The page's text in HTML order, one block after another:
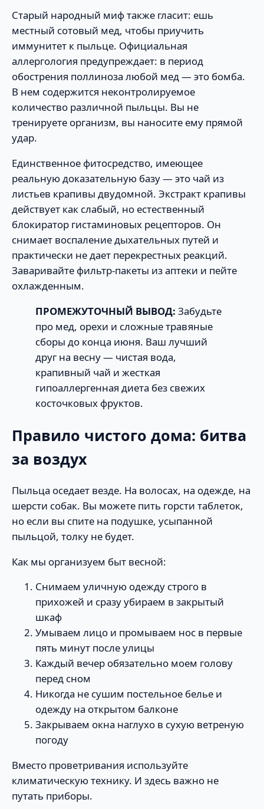
Старый народный миф также гласит: ешь
местный сотовый мед, чтобы приучить
иммунитет к пыльце. Официальная
аллергология предупреждает: в период
обострения поллиноза любой мед — это бомба.
В нем содержится неконтролируемое
количество различной пыльцы. Вы не
тренируете организм, вы наносите ему прямой
удар.
Единственное фитосредство, имеющее
реальную доказательную базу — это чай из
листьев крапивы двудомной. Экстракт крапивы
действует как слабый, но естественный
блокиратор гистаминовых рецепторов. Он
снимает воспаление дыхательных путей и
практически не дает перекрестных реакций.
Заваривайте фильтр-пакеты из аптеки и пейте
охлажденным.
ПРОМЕЖУТОЧНЫЙ ВЫВОД: Забудьте
про мед, орехи и сложные травяные
сборы до конца июня. Ваш лучший
друг на весну — чистая вода,
крапивный чай и жесткая
гипоаллергенная диета без свежих
косточковых фруктов.
Правило чистого дома: битва
за воздух
Пыльца оседает везде. На волосах, на одежде, на
шерсти собак. Вы можете пить горсти таблеток,
но если вы спите на подушке, усыпанной
пыльцой, толку не будет.
Как мы организуем быт весной:
Снимаем уличную одежду строго в
прихожей и сразу убираем в закрытый
шкаф
Умываем лицо и промываем нос в первые
пять минут после улицы
Каждый вечер обязательно моем голову
перед сном
Никогда не сушим постельное белье и
одежду на открытом балконе
Закрываем окна наглухо в сухую ветреную
погоду
Вместо проветривания используйте
климатическую технику. И здесь важно не
путать приборы.